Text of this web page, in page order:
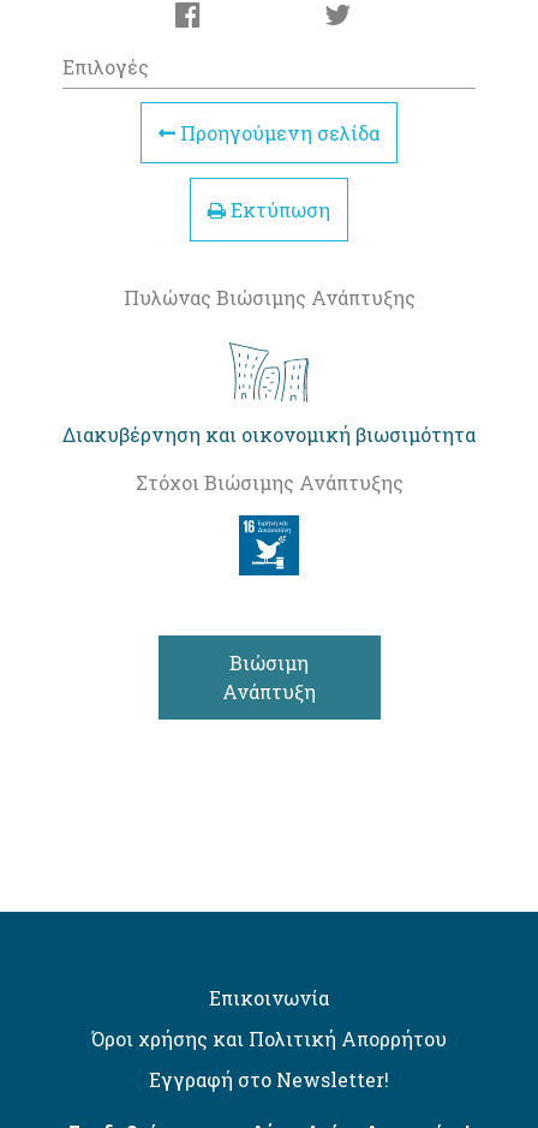
Επιλογές
Προηγούμενη σελίδα
Εκτύπωση
Πυλώνας Βιώσιμης Ανάπτυξης
Διακυβέρνηση και οικονομική βιωσιμότητα
Στόχοι Βιώσιμης Ανάπτυξης
Βιώσιμη
Ανάπτυξη
Επικοινωνία
Όροι χρήσης και Πολιτική Απορρήτου
Εγγραφή στο Newsletter!